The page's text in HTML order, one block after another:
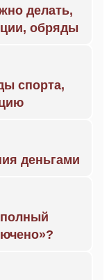
делать,
обряды
спорта,
деньгами
полный